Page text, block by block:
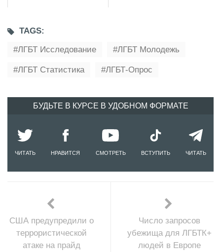
TAGS:
ЛГБТ Исследование
ЛГБТ Молодежь
ЛГБТ Статистика ЛГБТ-Опрос
БУДЬТЕ В КУРСЕ В УДОБНОМ ФОРМАТЕ
ЧИТАТЬ НРАВИТСЯ СМОТРЕТЬ ВСТУПИТЬ ЧИТАТЬ
США предупредили о
террористической
атаке на прайд
Число запросов
убежища для ЛГБТК+
людей в Европе